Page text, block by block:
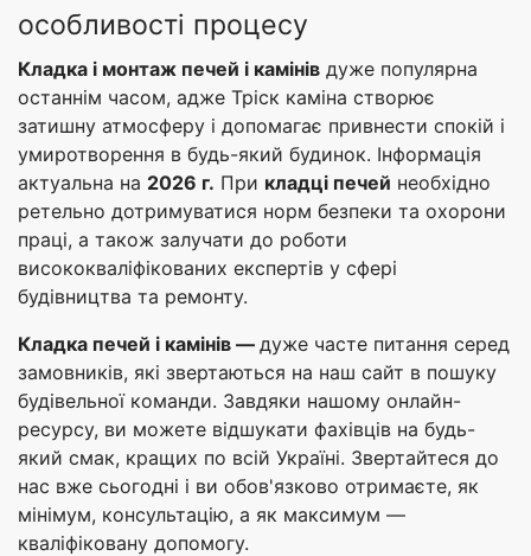
особливості процесу
Кладка і монтаж печей і камінів дуже популярна
останнім часом, адже Тріск каміна створює
затишну атмосферу і допомагає привнести спокій і
умиротворення в будь-який будинок. Інформація
актуальна на 2026 г. При кладці печей необхідно
ретельно дотримуватися норм безпеки та охорони
праці, а також залучати до роботи
висококваліфікованих експертів у сфері
будівництва та ремонту.
Кладка печей і камінів — дуже часте питання серед
замовників, які звертаються на наш сайт в пошуку
будівельної команди. Завдяки нашому онлайн-
ресурсу, ви можете відшукати фахівців на будь-
який смак, кращих по всій Україні. Звертайтеся до
нас вже сьогодні і ви обов'язково отримаєте, як
мінімум, консультацію, а як максимум —
кваліфіковану допомогу.